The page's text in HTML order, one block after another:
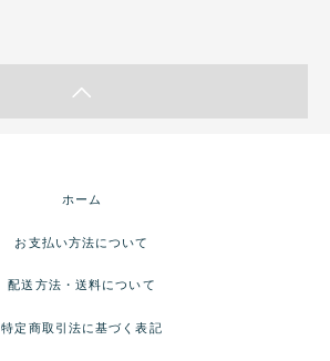
ホーム
お支払い方法について
配送方法・送料について
特定商取引法に基づく表記